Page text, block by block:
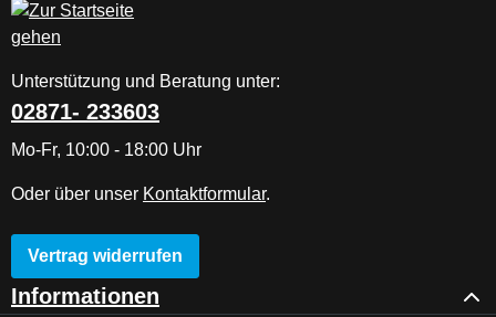
Unterstützung und Beratung unter:
02871- 233603
Mo-Fr, 10:00 - 18:00 Uhr
Oder über unser Kontaktformular.
Vertrag widerrufen
Informationen